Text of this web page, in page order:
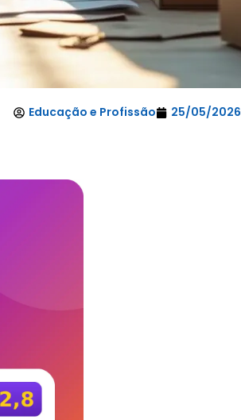
Educação e Profissão 25/05/2026